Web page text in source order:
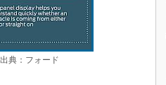
典：フォード